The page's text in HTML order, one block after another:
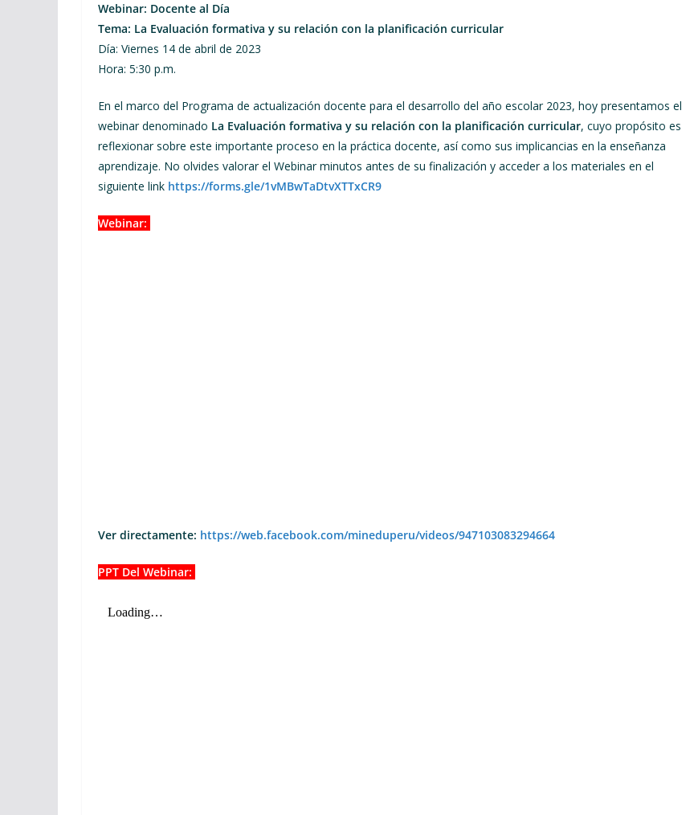
Webinar: Docente al Día
Tema: La Evaluación formativa y su relación con la planificación curricular
Día: Viernes 14 de abril de 2023
Hora: 5:30 p.m.
En el marco del Programa de actualización docente para el desarrollo del año escolar 2023, hoy presentamos el
webinar denominado La Evaluación formativa y su relación con la planificación curricular, cuyo propósito es
reflexionar sobre este importante proceso en la práctica docente, así como sus implicancias en la enseñanza
aprendizaje. No olvides valorar el Webinar minutos antes de su finalización y acceder a los materiales en el
siguiente link https://forms.gle/1vMBwTaDtvXTTxCR9
Webinar:
Ver directamente: https://web.facebook.com/mineduperu/videos/947103083294664
PPT Del Webinar: